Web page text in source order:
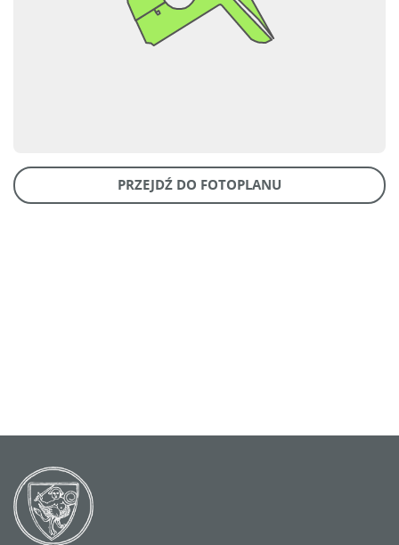
PRZEJDŹ DO FOTOPLANU